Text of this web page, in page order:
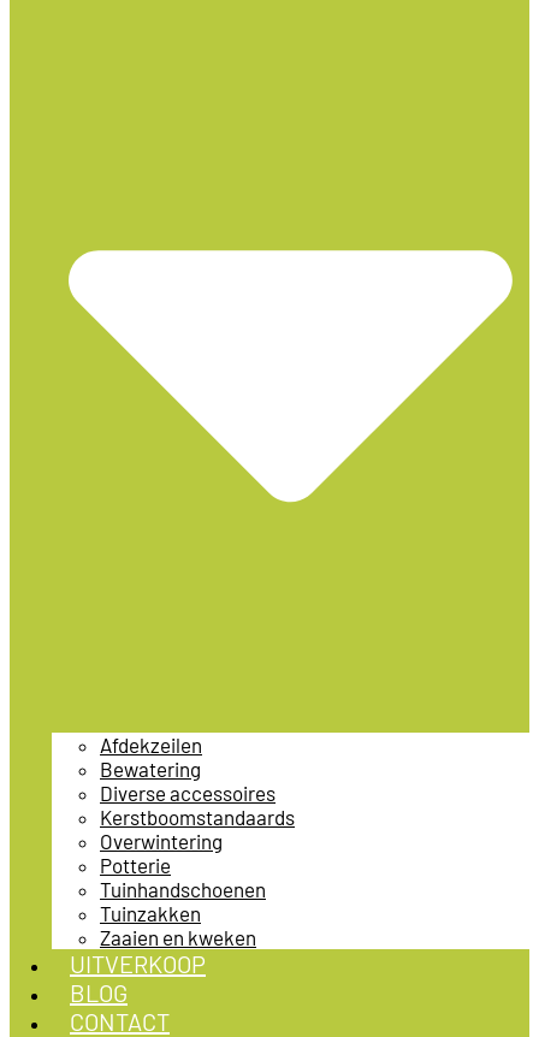
Afdekzeilen
Bewatering
Diverse accessoires
Kerstboomstandaards
Overwintering
Potterie
Tuinhandschoenen
Tuinzakken
Zaaien en kweken
UITVERKOOP
BLOG
CONTACT